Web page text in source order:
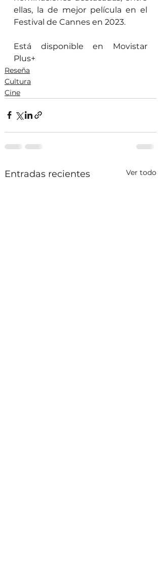
ellas, la de mejor película en el
Festival de Cannes en 2023.
Está disponible en Movistar
Plus+
Reseña
Cultura
Cine
Entradas recientes Ver todo